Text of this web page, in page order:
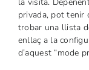
privada, pot tenir
trobar una llista
enllaç a la
d’aquest “mode